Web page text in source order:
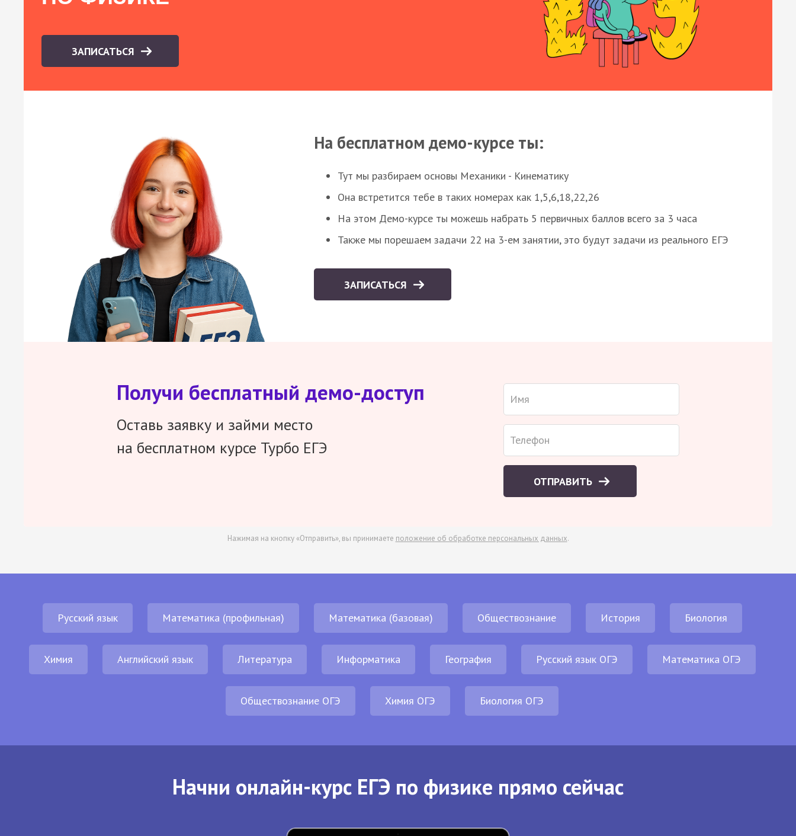
ЗАПИСАТЬСЯ
На бесплатном демо-курсе ты:
Тут мы разбираем основы Механики - Кинематику
Она встретится тебе в таких номерах как 1,5,6,18,22,26
На этом Демо-курсе ты можешь набрать 5 первичных баллов всего за 3 часа
Также мы порешаем задачи 22 на 3-ем занятии, это будут задачи из реального ЕГЭ
ЗАПИСАТЬСЯ
Получи бесплатный демо-доступ
Оставь заявку и займи место
на бесплатном курсе Турбо ЕГЭ
ОТПРАВИТЬ
Нажимая на кнопку «Отправить», вы принимаете положение об обработке персональных данных.
Русский язык Математика (профильная) Математика (базовая) Обществознание История Биология
Химия Английский язык Литература Информатика География Русский язык ОГЭ Математика ОГЭ
Обществознание ОГЭ Химия ОГЭ Биология ОГЭ
Начни онлайн-курс ЕГЭ по физике прямо сейчас